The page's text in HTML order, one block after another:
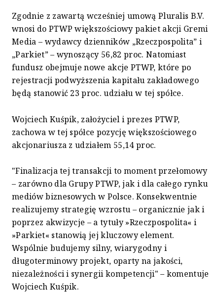
Zgodnie z zawartą wcześniej umową Pluralis B.V.
wnosi do PTWP większościowy pakiet akcji Gremi
Media – wydawcy dzienników „Rzeczpospolita” i
„Parkiet” – wynoszący 56,82 proc. Natomiast
fundusz obejmuje nowe akcje PTWP, które po
rejestracji podwyższenia kapitału zakładowego
będą stanowić 23 proc. udziału w tej spółce.
Wojciech Kuśpik, założyciel i prezes PTWP,
zachowa w tej spółce pozycję większościowego
akcjonariusza z udziałem 55,14 proc.
"Finalizacja tej transakcji to moment przełomowy
– zarówno dla Grupy PTWP, jak i dla całego rynku
mediów biznesowych w Polsce. Konsekwentnie
realizujemy strategię wzrostu – organicznie jak i
poprzez akwizycje – a tytuły »Rzeczpospolita« i
»Parkiet« stanowią jej kluczowy element.
Wspólnie budujemy silny, wiarygodny i
długoterminowy projekt, oparty na jakości,
niezależności i synergii kompetencji" – komentuje
Wojciech Kuśpik.